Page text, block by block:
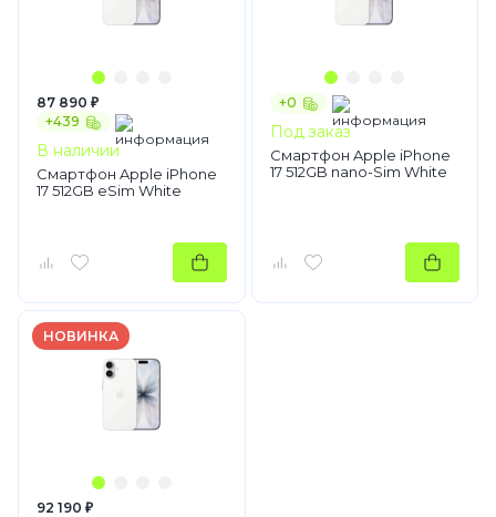
87 890 ₽
+439
В наличии
Смартфон Apple iPhone
17 512GB eSim White
+0
Под заказ
Смартфон Apple iPhone
17 512GB nano-Sim White
НОВИНКА
92 190 ₽